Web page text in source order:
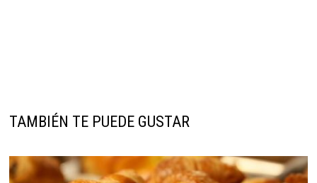
TAMBIÉN TE PUEDE GUSTAR